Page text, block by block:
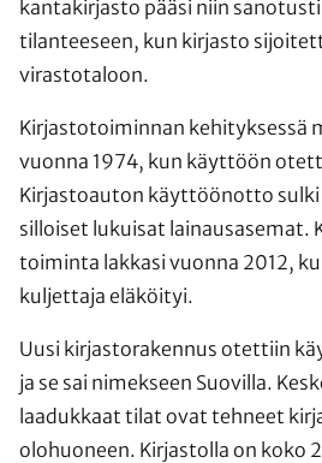
kantakirjasto pääsi niin
tilanteeseen, kun kirjasto
virastotaloon.
Kirjastotoiminnan kehityksessä
vuonna 1974, kun käyttöön
Kirjastoauton käyttöönotto sulki
silloiset lukuisat lainausasemat.
toiminta lakkasi vuonna 2012,
kuljettaja eläköityi.
Uusi kirjastorakennus otettiin
ja se sai nimekseen Suovilla.
laadukkaat tilat ovat tehneet
olohuoneen. Kirjastolla on koko